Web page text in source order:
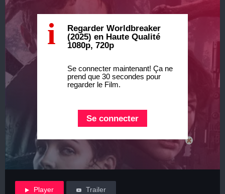
i
Regarder Worldbreaker
(2025) en Haute Qualité
1080p, 720p
Se connecter maintenant! Ça ne
prend que 30 secondes pour
regarder le Film.
Se connecter
Player Trailer